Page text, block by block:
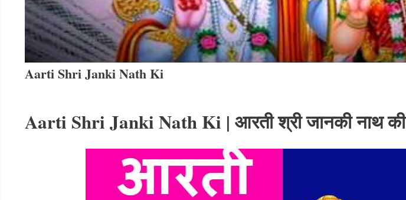
Aarti Shri Janki Nath Ki
Aarti Shri Janki Nath Ki | आरती श्री जानकी नाथ की